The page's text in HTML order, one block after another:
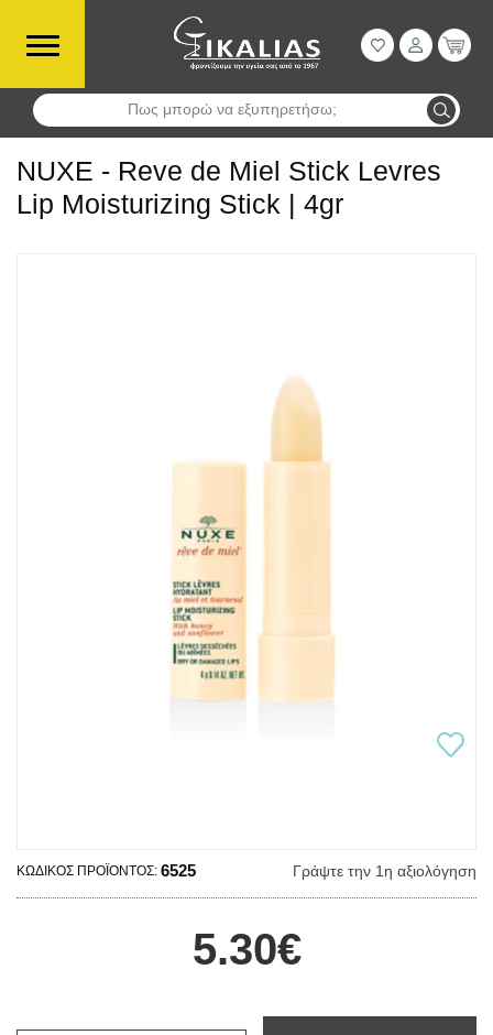
Πως μπορώ να εξυπηρετήσω;
Αναζήτηση
NUXE - Reve de Miel Stick Levres
Lip Moisturizing Stick | 4gr
ΚΩΔΙΚΌΣ ΠΡΟΪΌΝΤΟΣ: 6525 Γράψτε την 1η αξιολόγηση
5.30€